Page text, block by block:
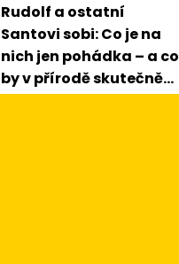
Rudolf a ostatní
Santovi sobi: Co je na
nich jen pohádka – a co
by v přírodě skutečně
fungovalo